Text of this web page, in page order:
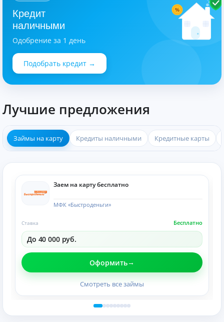
%
Кредит
наличными
Одобрение за 1 день
Подобрать кредит →
Лучшие предложения
Займы на карту Кредиты наличными Кредитные карты
Заем на карту бесплатно
МФК «Быстроденьги»
Бесплатно
Ставка
До 40 000 руб.
Оформить
Смотреть все займы